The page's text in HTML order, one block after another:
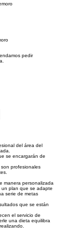
pedir
del área del
se encargarán de
profesionales
manera personalizada
plan que se adapte
serie de metas
que se están
el servicio de
una dieta equilibra